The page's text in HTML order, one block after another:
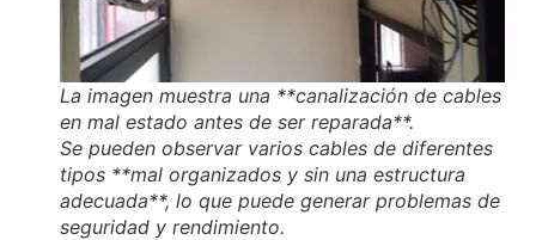
La imagen muestra una **canalización de cables
en mal estado antes de ser reparada**.
Se pueden observar varios cables de diferentes
tipos **mal organizados y sin una estructura
adecuada**, lo que puede generar problemas de
seguridad y rendimiento.